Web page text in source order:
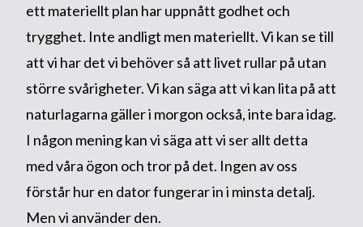
ett materiellt plan har uppnått godhet och
trygghet. Inte andligt men materiellt. Vi kan se till
att vi har det vi behöver så att livet rullar på utan
större svårigheter. Vi kan säga att vi kan lita på att
naturlagarna gäller i morgon också, inte bara idag.
I någon mening kan vi säga att vi ser allt detta
med våra ögon och tror på det. Ingen av oss
förstår hur en dator fungerar in i minsta detalj.
Men vi använder den.